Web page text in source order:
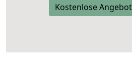
Kostenlose